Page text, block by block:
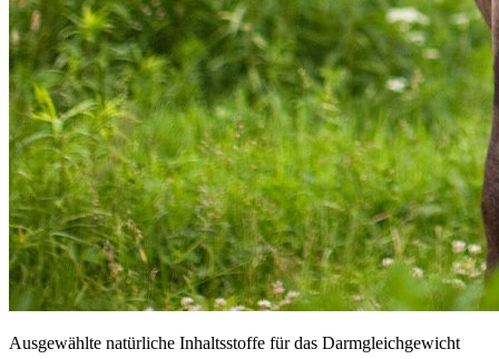
Ausgewählte natürliche Inhaltsstoffe für das Darmgleichgewicht